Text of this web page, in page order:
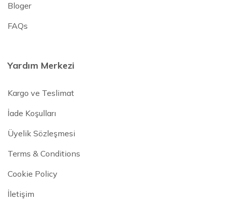
Bloger
FAQs
Yardım Merkezi
Kargo ve Teslimat
İade Koşulları
Üyelik Sözleşmesi
Terms & Conditions
Cookie Policy
İletişim